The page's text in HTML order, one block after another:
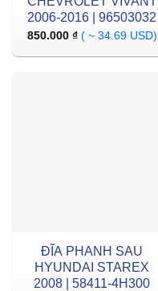
2006-2016 | 96503032
850.000 ₫ ( ~ 34.69 USD)
ĐĨA PHANH SAU
HYUNDAI STAREX
2008 | 58411-4H300